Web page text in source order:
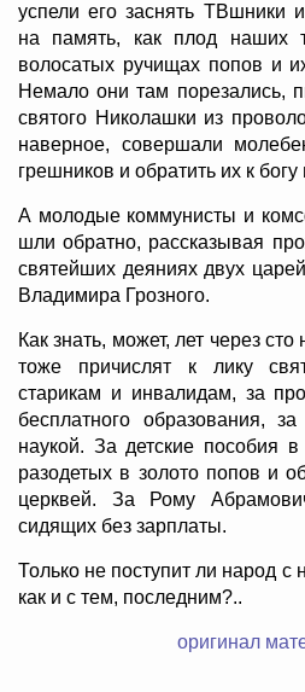
успели его заснять ТВшники
на память, как плод наших
волосатых ручищах попов и
Немало они там порезались,
святого Николашки из
наверное, совершали
грешников и обратить их к богу
А молодые коммунисты и
шли обратно, рассказывая
святейших деяниях двух
Владимира Грозного.
Как знать, может, лет через
тоже причислят к лику
старикам и инвалидам, за
бесплатного образования,
наукой. За детские пособия
разодетых в золото попов и
церквей. За Рому
сидящих без зарплаты.
Только не поступит ли народ
как и с тем, последним?..
оригинал